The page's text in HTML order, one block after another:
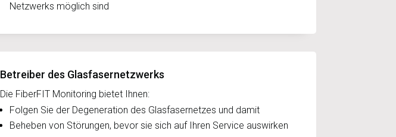
Netzwerks möglich sind
Betreiber des Glasfasernetzwerks
Die FiberFIT Monitoring bietet Ihnen:
Folgen Sie der Degeneration des Glasfasernetzes und damit
Beheben von Störungen, bevor sie sich auf Ihren Service auswirken